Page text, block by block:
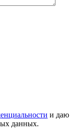
и даю
данных.